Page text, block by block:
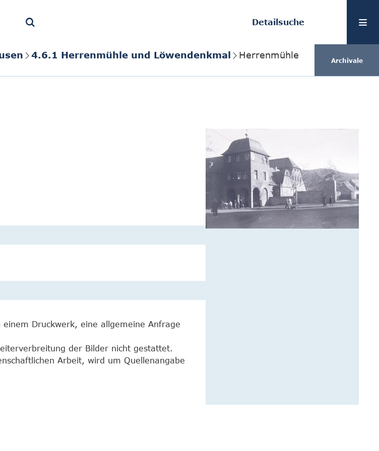
Detailsuche
4.6.1 Herrenmühle und Löwendenkmal
Herrenmühle
Archivale
Druckwerk, eine allgemeine Anfrage
der Bilder nicht gestattet.
Arbeit, wird um Quellenangabe